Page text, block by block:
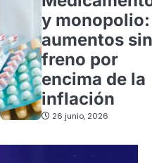
y monopolio:
aumentos sin
freno por
encima de la
inflación
26 junio, 2026